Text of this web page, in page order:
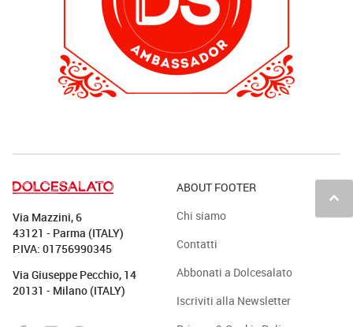
keyboard_arrow_up
Via Mazzini, 6
43121 - Parma (ITALY)
P.IVA: 01756990345
Via Giuseppe Pecchio, 14
20131 - Milano (ITALY)
ABOUT FOOTER
Chi siamo
Contatti
Abbonati a Dolcesalato
Iscriviti alla Newsletter